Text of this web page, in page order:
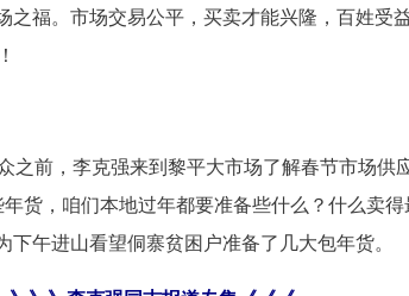
之福。市场交易公平，买卖才能兴隆，百姓受
之前，李克强来到黎平大市场了解春节市场供
货，咱们本地过年都要准备些什么？什么卖得
下午进山看望侗寨贫困户准备了几大包年货。